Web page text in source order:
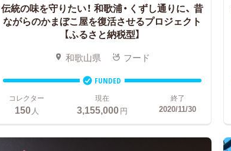
伝統の味を守りたい！ 和歌浦・くずし通りに、 昔
ながらのかまぼこ屋を復活させるプロジェクト
【ふるさと納税型】
和歌山県 フード
FUNDED
コレクター
150人
現在
3,155,000円
終了
2020/11/30